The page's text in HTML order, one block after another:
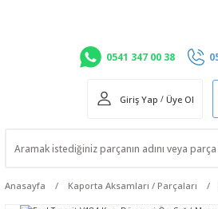
0541 347 00 38
Giriş Yap / Üye Ol
Anasayfa Kaporta Aksamları / Parçaları